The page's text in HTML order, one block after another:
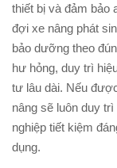
thiết bị và đảm bảo
đợi xe nâng phát
bảo dưỡng theo
hư hỏng, duy trì
tư lâu dài. Nếu
nâng sẽ luôn duy
nghiệp tiết kiệm
dụng.